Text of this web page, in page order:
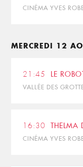
CINÉMA YVES
MERCREDI 12
21:45 LE
VALLÉE DES
16:30 THELMA
CINÉMA YVES